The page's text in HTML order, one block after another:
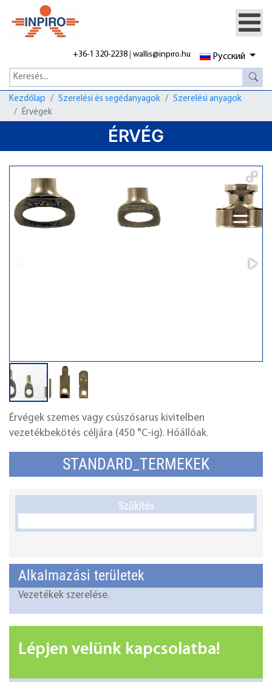
+36-1 320-2238 |wallis@inpiro.hu Русский
Kezdőlap Szerelési és segédanyagok
Szerelési anyagok
Érvégek
ÉRVÉG
Érvégek szemes vagy csúszósarus kivitelben
vezetékbekötés céljára (450 °C-ig). Hőállóak.
STANDARD_TERMEKEK
Szűkítés
Alkalmazási területek
Vezetékek szerelése.
Lépjen velünk kapcsolatba!